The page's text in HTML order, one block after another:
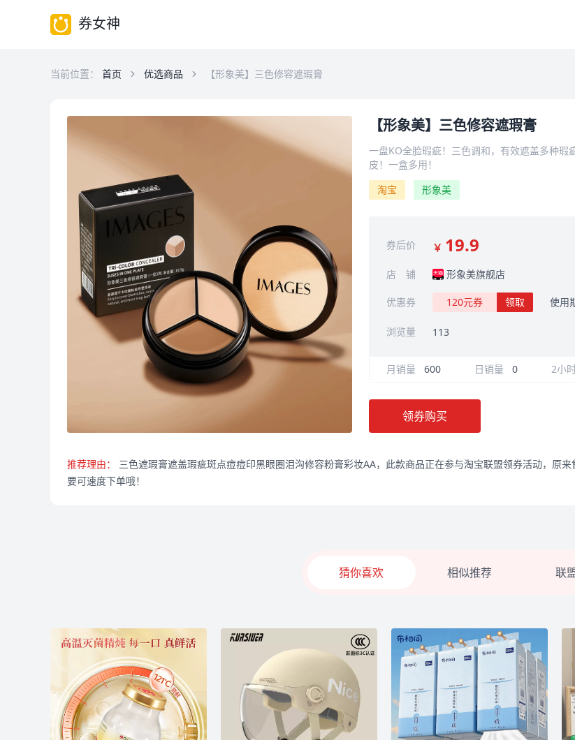
券女神
当前位置： 首页 优选商品 【形象美】三色修容遮瑕膏
【形象美】三色修容遮瑕膏
一盘KO全脸瑕疵！三色调和，有效遮盖多种
皮！一盒多用！
淘宝
形象美
券后价 ￥ 19.9
店 铺 形象美旗舰店
优惠券 120元券 领取 使用
浏览量 113
月销量 600 日销量 0 2小
领券购买
推荐理由：
三色遮瑕膏遮盖瑕疵斑点痘痘印黑眼圈泪沟修容粉膏彩妆AA，此款商品正在参与淘宝联盟领券活动，原
要可速度下单哦！
猜你喜欢 相似推荐 联